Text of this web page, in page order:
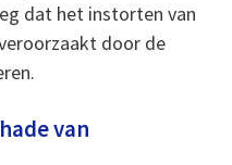
dat het instorten van
door de
van